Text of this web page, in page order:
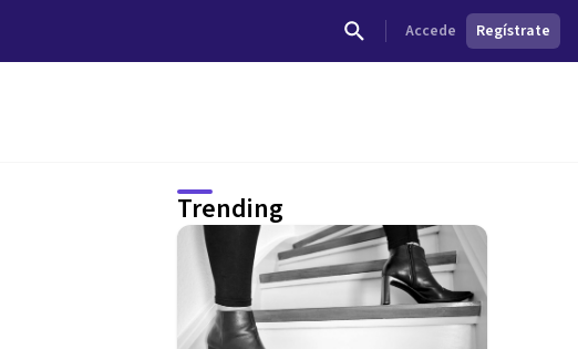
Accede Regístrate
Trending